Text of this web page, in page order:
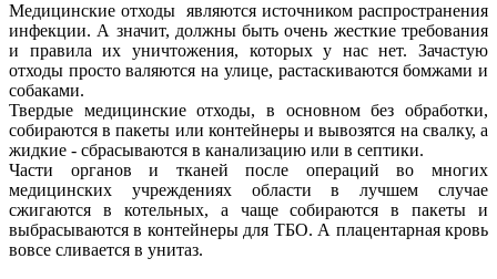
Медицинские отходы являются источником распространения
инфекции. А значит, должны быть очень жесткие требования
и правила их уничтожения, которых у нас нет. Зачастую
отходы просто валяются на улице, растаскиваются бомжами и
собаками.
Твердые медицинские отходы, в основном без обработки,
собираются в пакеты или контейнеры и вывозятся на свалку, а
жидкие - сбрасываются в канализацию или в септики.
Части органов и тканей после операций во многих
медицинских учреждениях области в лучшем случае
сжигаются в котельных, а чаще собираются в пакеты и
выбрасываются в контейнеры для ТБО. А плацентарная кровь
вовсе сливается в унитаз.